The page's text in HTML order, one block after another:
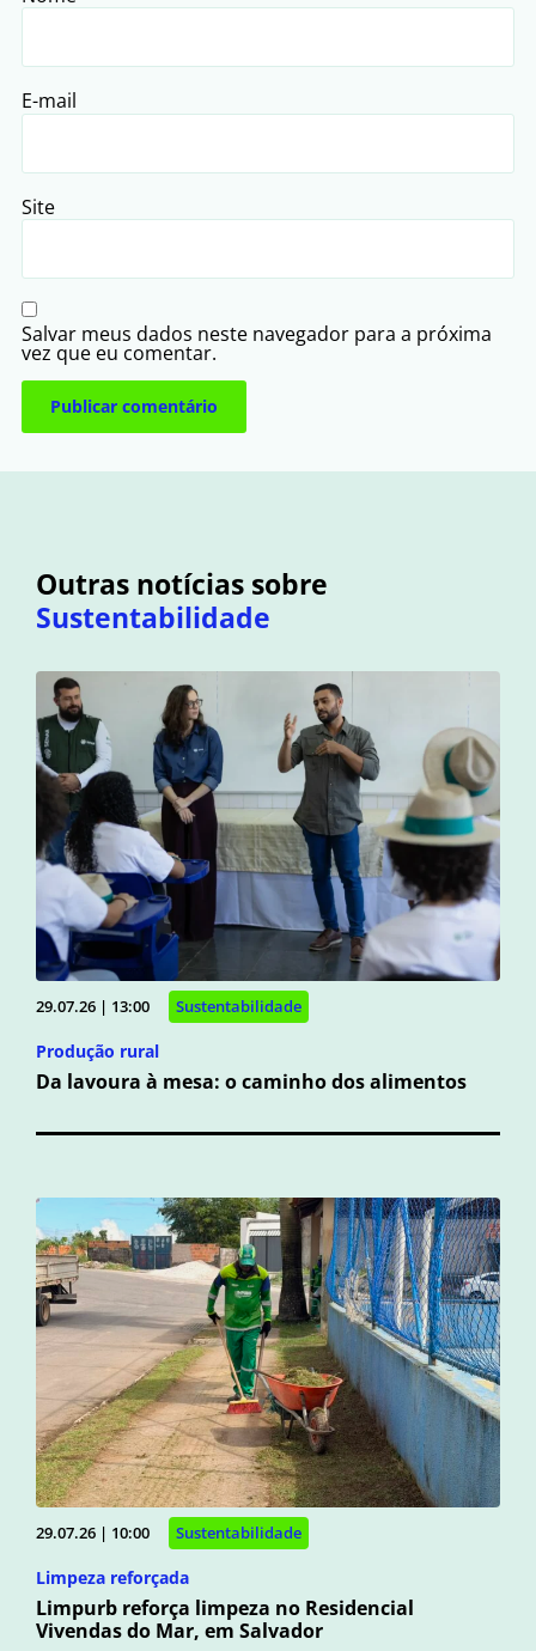
E-mail
Site
Salvar meus dados neste navegador para a próxima
vez que eu comentar.
Outras notícias sobre
Sustentabilidade
29.07.26 | 13:00 Sustentabilidade
Produção rural
Da lavoura à mesa: o caminho dos alimentos
29.07.26 | 10:00 Sustentabilidade
Limpeza reforçada
Limpurb reforça limpeza no Residencial
Vivendas do Mar, em Salvador